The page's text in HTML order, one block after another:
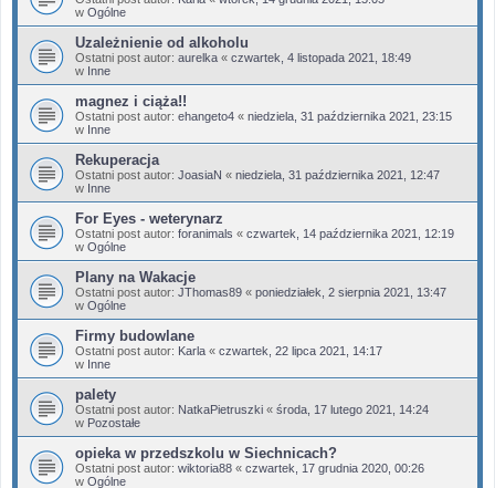
w Ogólne
Uzależnienie od alkoholu
Ostatni post autor: aurelka « czwartek, 4 listopada 2021, 18:49
w Inne
magnez i ciąża!!
Ostatni post autor: ehangeto4 « niedziela, 31 października 2021, 23:15
w Inne
Rekuperacja
Ostatni post autor: JoasiaN « niedziela, 31 października 2021, 12:47
w Inne
For Eyes - weterynarz
Ostatni post autor: foranimals « czwartek, 14 października 2021, 12:19
w Ogólne
Plany na Wakacje
Ostatni post autor: JThomas89 « poniedziałek, 2 sierpnia 2021, 13:47
w Ogólne
Firmy budowlane
Ostatni post autor: Karla « czwartek, 22 lipca 2021, 14:17
w Inne
palety
Ostatni post autor: NatkaPietruszki « środa, 17 lutego 2021, 14:24
w Pozostałe
opieka w przedszkolu w Siechnicach?
Ostatni post autor: wiktoria88 « czwartek, 17 grudnia 2020, 00:26
w Ogólne